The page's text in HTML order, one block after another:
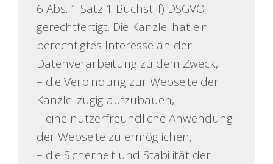
6 Abs. 1 Satz 1 Buchst. f) DSGVO
gerechtfertigt. Die Kanzlei hat ein
berechtigtes Interesse an der
Datenverarbeitung zu dem Zweck,
– die Verbindung zur Webseite der
Kanzlei zügig aufzubauen,
– eine nutzerfreundliche Anwendung
der Webseite zu ermöglichen,
– die Sicherheit und Stabilität der